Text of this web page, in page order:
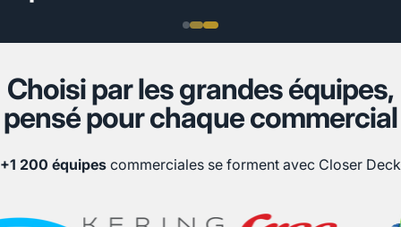
Choisiparlesgrandeséquipes,
pensépourchaquecommercial
+1 200 équipes commerciales se forment avec Closer Deck